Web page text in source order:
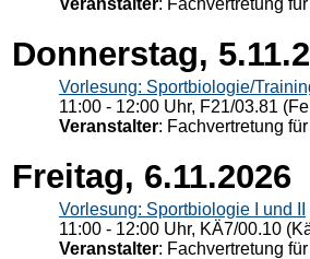
Veranstalter: Fachvertretung
Donnerstag,
Vorlesung: Sportbiologie/
11:00 - 12:00 Uhr, F21/03.81
Veranstalter: Fachvertretung
Freitag, 6.11.2026
Vorlesung: Sportbiologie I und II
11:00 - 12:00 Uhr, KÄ7/00.10
Veranstalter: Fachvertretung